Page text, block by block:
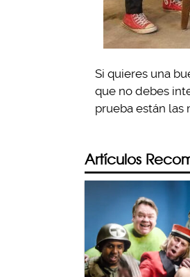
Si quieres una
que no debes
prueba están las
Artículos